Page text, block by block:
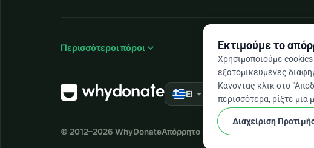
Περισσότεροι πόροιexpand_more
El arrow_drop_down ★★★★★ 4,9 / 5 βάσει
© 2012–2026 WhyDonateΑπόρρητο και cookies Όροι και
Εκτιμούμε το
Χρησιμοποιούμε
εξατομικευμένες
Κάνοντας κλικ στο
περισσότερα, ρίξτε μια
Διαχείριση